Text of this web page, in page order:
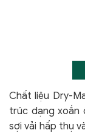
Chất liệu Dry-
trúc dạng xoắn
sợi vải hấp thụ